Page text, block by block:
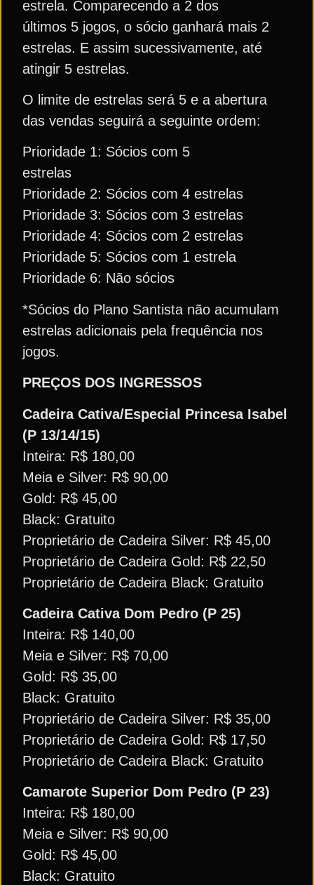
estrela. Comparecendo a 2 dos
últimos 5 jogos, o sócio ganhará mais 2
estrelas. E assim sucessivamente, até
atingir 5 estrelas.
O limite de estrelas será 5 e a abertura
das vendas seguirá a seguinte ordem:
Prioridade 1: Sócios com 5
estrelas
Prioridade 2: Sócios com 4 estrelas
Prioridade 3: Sócios com 3 estrelas
Prioridade 4: Sócios com 2 estrelas
Prioridade 5: Sócios com 1 estrela
Prioridade 6: Não sócios
*Sócios do Plano Santista não acumulam
estrelas adicionais pela frequência nos
jogos.
PREÇOS DOS INGRESSOS
Cadeira Cativa/Especial Princesa Isabel
(P 13/14/15)
Inteira: R$ 180,00
Meia e Silver: R$ 90,00
Gold: R$ 45,00
Black: Gratuito
Proprietário de Cadeira Silver: R$ 45,00
Proprietário de Cadeira Gold: R$ 22,50
Proprietário de Cadeira Black: Gratuito
Cadeira Cativa Dom Pedro (P 25)
Inteira: R$ 140,00
Meia e Silver: R$ 70,00
Gold: R$ 35,00
Black: Gratuito
Proprietário de Cadeira Silver: R$ 35,00
Proprietário de Cadeira Gold: R$ 17,50
Proprietário de Cadeira Black: Gratuito
Camarote Superior Dom Pedro (P 23)
Inteira: R$ 180,00
Meia e Silver: R$ 90,00
Gold: R$ 45,00
Black: Gratuito